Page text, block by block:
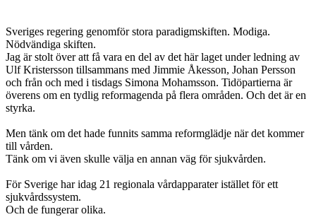
Sveriges regering genomför stora paradigmskiften. Modiga.
Nödvändiga skiften.
Jag är stolt över att få vara en del av det här laget under ledning av
Ulf Kristersson tillsammans med Jimmie Åkesson, Johan Persson
och från och med i tisdags Simona Mohamsson. Tidöpartierna är
överens om en tydlig reformagenda på flera områden. Och det är en
styrka.
Men tänk om det hade funnits samma reformglädje när det kommer
till vården.
Tänk om vi även skulle välja en annan väg för sjukvården.
För Sverige har idag 21 regionala vårdapparater istället för ett
sjukvårdssystem.
Och de fungerar olika.